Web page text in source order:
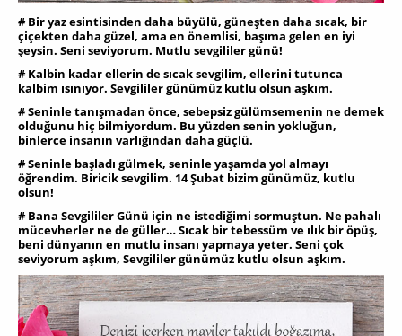
# Bir yaz esintisinden daha büyülü, güneşten daha sıcak, bir
çiçekten daha güzel, ama en önemlisi, başıma gelen en iyi
şeysin. Seni seviyorum. Mutlu sevgililer günü!
# Kalbin kadar ellerin de sıcak sevgilim, ellerini tutunca
kalbim ısınıyor. Sevgililer günümüz kutlu olsun aşkım.
# Seninle tanışmadan önce, sebepsiz gülümsemenin ne demek
olduğunu hiç bilmiyordum. Bu yüzden senin yokluğun,
binlerce insanın varlığından daha güçlü.
# Seninle başladı gülmek, seninle yaşamda yol almayı
öğrendim. Biricik sevgilim. 14 Şubat bizim günümüz, kutlu
olsun!
# Bana Sevgililer Günü için ne istediğimi sormuştun. Ne pahalı
mücevherler ne de güller… Sıcak bir tebessüm ve ılık bir öpüş,
beni dünyanın en mutlu insanı yapmaya yeter. Seni çok
seviyorum aşkım, Sevgililer günümüz kutlu olsun aşkım.